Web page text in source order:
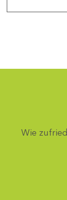
Wie